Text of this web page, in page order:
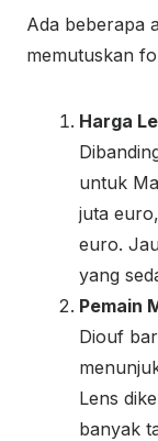
Ada beberapa
memutuskan
Harga
untuk
juta
euro.
yang
Pemain
Diouf
Lens
banyak